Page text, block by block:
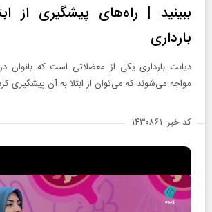
ببینید | راه‌های پیشگیری از
بارداری
دیابت بارداری یکی از معضلاتی است که بانوان
مواجه می‌شوند که می‌توان از ابتلا به آن پیشگیری
کد خبر: ۱۴۳۰۸۶۱